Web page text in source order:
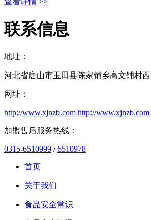
联系信息
地址：
河北省唐山市玉田县陈家铺乡高文铺村西
网址：
http://www.xjnzb.com http://www.xjnzb.com
加盟售后服务热线：
0315-6510999 /6510978
首页
关于我们
食品安全常识